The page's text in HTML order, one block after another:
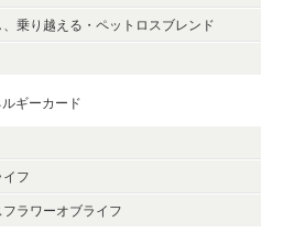
いつの日かまた逢えることを楽しみにし
思います。
との絆をいつも感じていただけると
いです。＾＾
乗り越える・ペットロスブレンド
ギーカード
イフ
ラワーオブライフ